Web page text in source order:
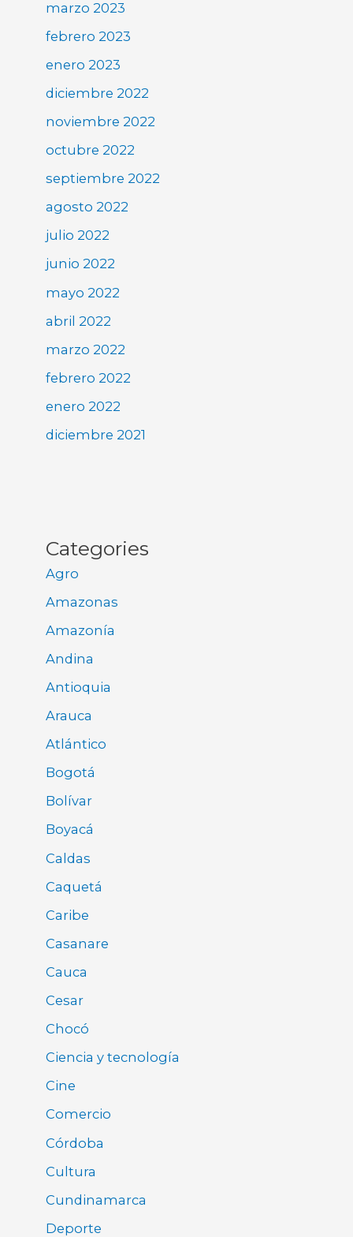
marzo 2023
febrero 2023
enero 2023
diciembre 2022
noviembre 2022
octubre 2022
septiembre 2022
agosto 2022
julio 2022
junio 2022
mayo 2022
abril 2022
marzo 2022
febrero 2022
enero 2022
diciembre 2021
Categories
Agro
Amazonas
Amazonía
Andina
Antioquia
Arauca
Atlántico
Bogotá
Bolívar
Boyacá
Caldas
Caquetá
Caribe
Casanare
Cauca
Cesar
Chocó
Ciencia y tecnología
Cine
Comercio
Córdoba
Cultura
Cundinamarca
Deporte